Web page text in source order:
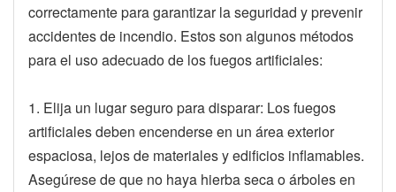
correctamente para garantizar la seguridad y prevenir
accidentes de incendio. Estos son algunos métodos
para el uso adecuado de los fuegos artificiales:
1. Elija un lugar seguro para disparar: Los fuegos
artificiales deben encenderse en un área exterior
espaciosa, lejos de materiales y edificios inflamables.
Asegúrese de que no haya hierba seca o árboles en